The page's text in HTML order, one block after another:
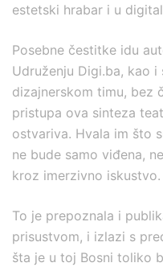
estetski hrabar i u
Posebne čestitke idu
Udruženju Digi.ba, kao
dizajnerskom timu, bez
pristupa ova sinteza
ostvariva. Hvala im što
ne bude samo viđena,
kroz imerzivno iskustvo.
To je prepoznala i
prisustvom, i izlazi s
šta je u toj Bosni toliko